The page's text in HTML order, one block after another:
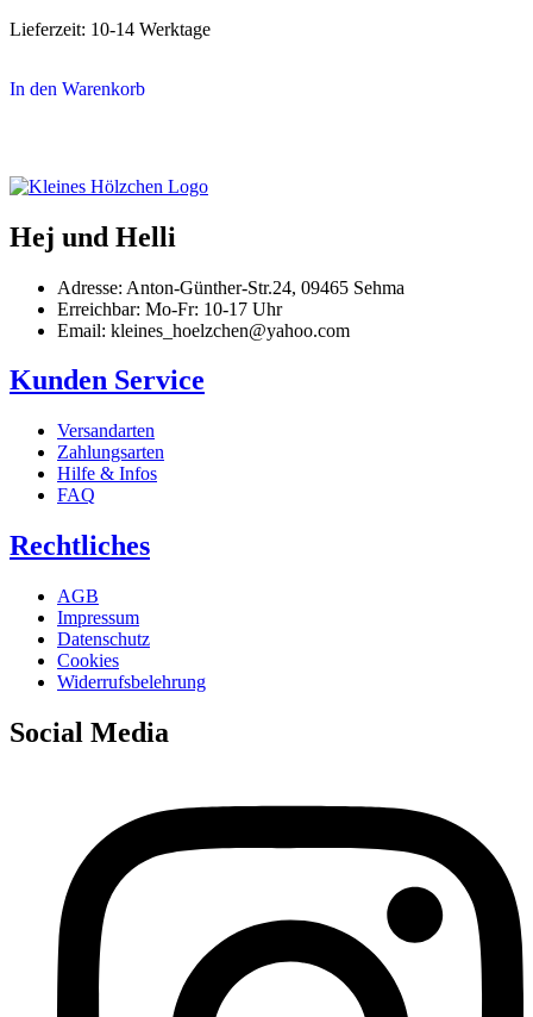
Lieferzeit: 10-14 Werktage
In den Warenkorb
Hej und Helli
Adresse: Anton-Günther-Str.24, 09465 Sehma
Erreichbar: Mo-Fr: 10-17 Uhr
Email: kleines_hoelzchen@yahoo.com
Kunden Service
Versandarten
Zahlungsarten
Hilfe & Infos
FAQ
Rechtliches
AGB
Impressum
Datenschutz
Cookies
Widerrufsbelehrung
Social Media